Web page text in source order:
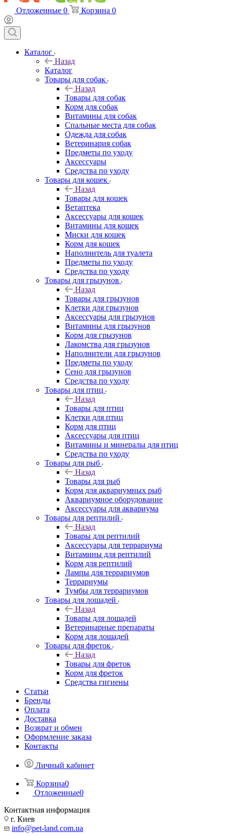
Отложенные 0 Корзина 0
Каталог
Назад
Каталог
Товары для собак
Назад
Товары для собак
Корм для собак
Витамины для собак
Спальные места для собак
Одежда для собак
Ветеринария собак
Предметы по уходу
Аксессуары
Средства по уходу
Товары для кошек
Назад
Товары для кошек
Ветаптека
Аксессуары для кошек
Витамины для кошек
Миски для кошек
Корм для кошек
Наполнитель для туалета
Предметы по уходу
Средства по уходу
Товары для грызунов
Назад
Товары для грызунов
Клетки для грызунов
Аксессуары для грызунов
Витамины для грызунов
Корм для грызунов
Лакомства для грызунов
Наполнители для грызунов
Предметы по уходу
Сено для грызунов
Средства по уходу
Товары для птиц
Назад
Товары для птиц
Клетки для птиц
Корм для птиц
Аксессуары для птиц
Витамины и минералы для птиц
Средства по уходу
Товары для рыб
Назад
Товары для рыб
Корм для аквариумных рыб
Аквариумное оборудование
Аксессуары для аквариума
Товары для рептилий
Назад
Товары для рептилий
Аксессуары для террариума
Витамины для рептилий
Корм для рептилий
Лампы для террариумов
Террариумы
Тумбы для террариумов
Товары для лошадей
Назад
Товары для лошадей
Ветеринарные препараты
Корм для лошадей
Товары для фреток
Назад
Товары для фреток
Корм для фреток
Средства гигиены
Статьи
Бренды
Оплата
Доставка
Возврат и обмен
Оформление заказа
Контакты
Личный кабинет
Корзина0
Отложенные0
Контактная информация
г. Киев
info@pet-land.com.ua